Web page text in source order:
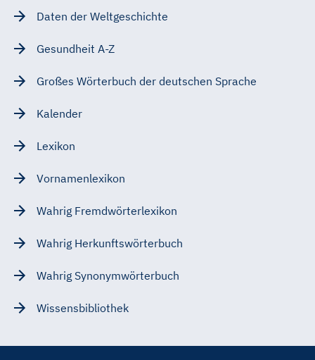
Daten der Weltgeschichte
Gesundheit A-Z
Großes Wörterbuch der deutschen Sprache
Kalender
Lexikon
Vornamenlexikon
Wahrig Fremdwörterlexikon
Wahrig Herkunftswörterbuch
Wahrig Synonymwörterbuch
Wissensbibliothek